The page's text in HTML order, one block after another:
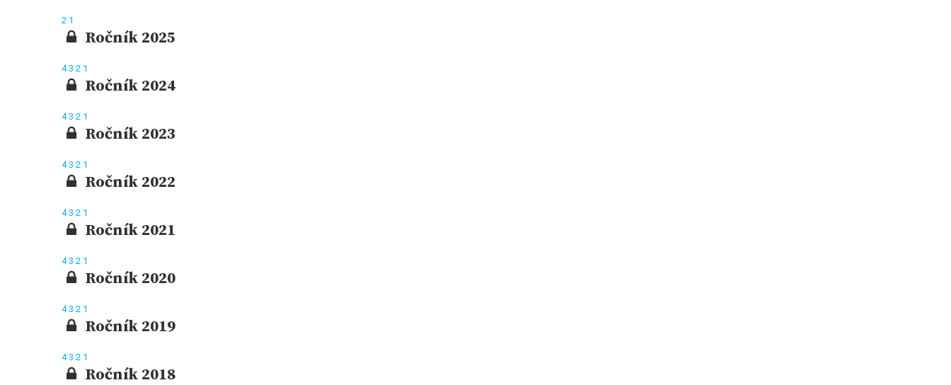
2 1
Ročník 2025
43 2 1
Ročník 2024
43 2 1
Ročník 2023
43 2 1
Ročník 2022
43 2 1
Ročník 2021
43 2 1
Ročník 2020
43 2 1
Ročník 2019
43 2 1
Ročník 2018